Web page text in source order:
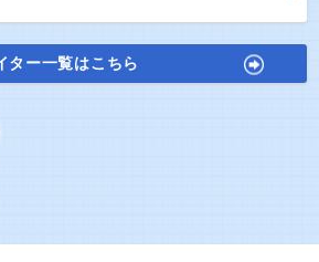
ター一覧はこちら